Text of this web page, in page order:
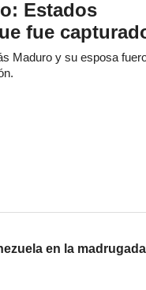
Estados
fue
Maduro y su esposa
en la